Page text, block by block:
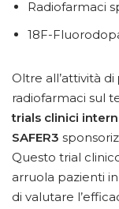
Radiofarmaci
18F-
Oltre all’attività di
radiofarmaci sul
trials clinici
SAFER3
Questo trial
arruola pazienti
di valutare